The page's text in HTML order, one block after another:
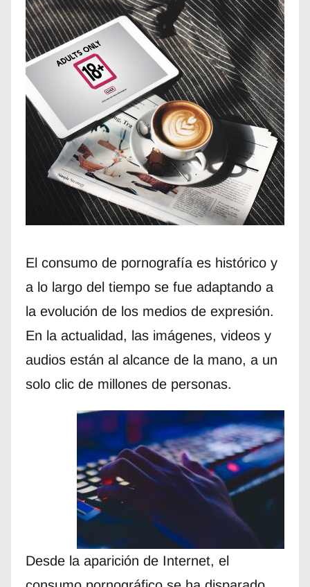
El consumo de pornografía es histórico y
a lo largo del tiempo se fue adaptando a
la evolución de los medios de expresión.
En la actualidad, las imágenes, videos y
audios están al alcance de la mano, a un
solo clic de millones de personas.
Desde la aparición de Internet, el